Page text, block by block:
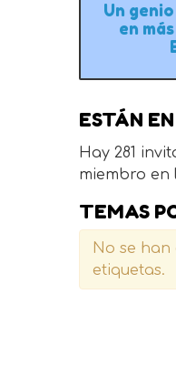
Un
en
ESTÁN
Hay 281
miembro en
TEMAS
No se
etiquetas.